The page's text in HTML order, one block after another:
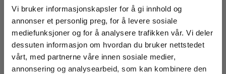
Vi bruker informasjonskapsler for å gi innhold og
annonser et personlig preg, for å levere sosiale
mediefunksjoner og for å analysere trafikken vår. Vi deler
dessuten informasjon om hvordan du bruker nettstedet
vårt, med partnerne våre innen sosiale medier,
annonsering og analysearbeid, som kan kombinere den
EAN 5703317419958
EL.NR 8023600
Snart på sentrallager
3 595,00 NOK Ekskl. mva
Les mer Kjøp nå